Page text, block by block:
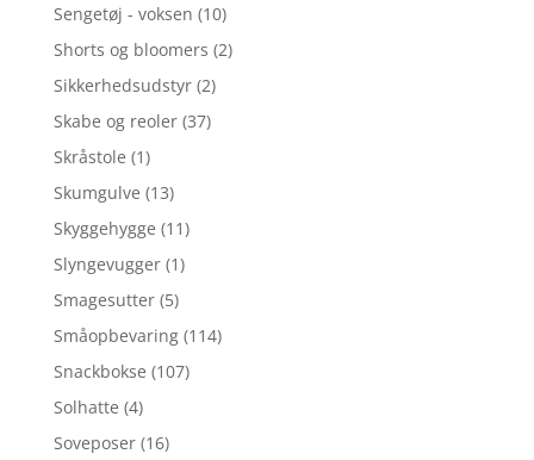
Sengetøj - voksen (10)
Shorts og bloomers (2)
Sikkerhedsudstyr (2)
Skabe og reoler (37)
Skråstole (1)
Skumgulve (13)
Skyggehygge (11)
Slyngevugger (1)
Smagesutter (5)
Småopbevaring (114)
Snackbokse (107)
Solhatte (4)
Soveposer (16)